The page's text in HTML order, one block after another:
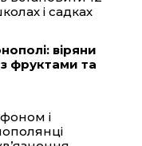
і садках
віряни
фруктами та
і